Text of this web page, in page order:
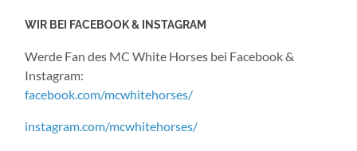
WIR BEI FACEBOOK & INSTAGRAM
Werde Fan des MC White Horses bei Facebook &
Instagram:
facebook.com/mcwhitehorses/
instagram.com/mcwhitehorses/